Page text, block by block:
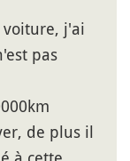
j'ai
pas
de plus il